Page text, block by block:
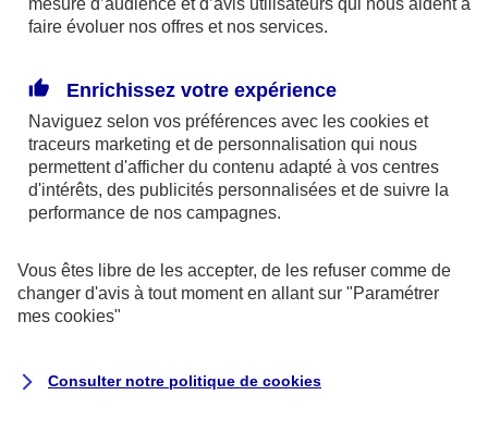
mandataires exclusifs en opérations de
246 et n°13 005 764 (consultable
surwww.orias.fr)
AXA Assistance France Assurances,
S.A au capital de 51 429 430,40 €,
Siège social :
8-10, rue Paul Vaillant Couturier
mesure d’audience et d’avis utilisateurs qui nous aident à
faire évoluer nos offres et nos services.
Enrichissez votre expérience
Naviguez selon vos préférences avec les cookies et
traceurs marketing et de personnalisation qui nous
permettent d'afficher du contenu adapté à vos centres
d'intérêts, des publicités personnalisées et de suivre la
performance de nos campagnes.
Vous êtes libre de les accepter, de les refuser comme de
changer d'avis à tout moment en allant sur "Paramétrer
mes cookies"
Consulter notre politique de cookies